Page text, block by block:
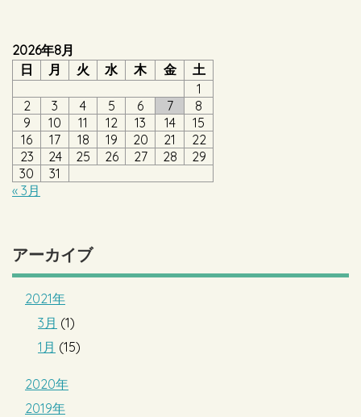
2026年8月
日
月 火 水 木 金
土
1
2
3 4 5 6 7
8
9
10 11 12 13 14
15
16
17 18 19 20 21
22
23
24 25 26 27 28
29
30
31
« 3月
アーカイブ
2021年
3月 (1)
1月 (15)
2020年
2019年